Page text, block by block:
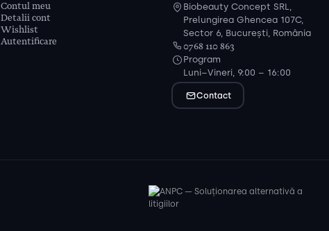
Contul meu
Detalii cont
Wishlist
Autentificare
Biobeauty Concept SRL,
Prelungirea Ghencea 107C,
Sector 6, București, România
0768 110 863
Program
Luni–Vineri, 9:00 – 16:00
Contact